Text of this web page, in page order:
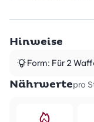
Hinweise
Form: Für 2
Nährwertepro